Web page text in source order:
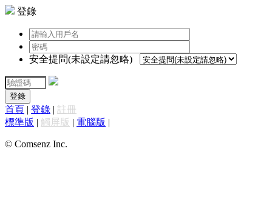
登錄
安全提問(未設定請忽略)
登錄
首頁 | 登錄 | 註冊
標準版 | 觸屏版 | 電腦版 |
© Comsenz Inc.